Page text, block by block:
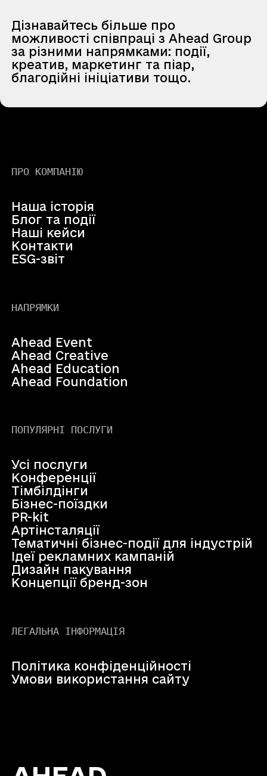
Дізнавайтесь більше про
можливості співпраці з Ahead Group
за різними напрямками: події,
креатив, маркетинг та піар,
благодійні ініціативи тощо.
ПРО КОМПАНІЮ
Наша історія
Блог та події
Наші кейси
Контакти
ESG-звіт
НАПРЯМКИ
Ahead Event
Ahead Creative
Ahead Education
Ahead Foundation
ПОПУЛЯРНІ ПОСЛУГИ
Усі послуги
Конференції
Тімбілдінги
Бізнес-поїздки
PR-kit
Артінсталяції
Тематичні бізнес-події для індустрій
Ідеї рекламних кампаній
Дизайн пакування
Концепції бренд-зон
ЛЕГАЛЬНА ІНФОРМАЦІЯ
Політика конфіденційності
Умови використання сайту